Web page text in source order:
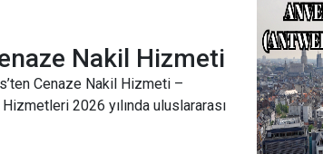
Nakil Hizmeti
Cenaze Nakil Hizmeti –
2026 yılında uluslararası